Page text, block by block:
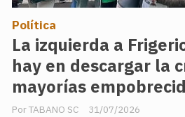
La izquierda a
hay en descargar la
mayorías
TABANO SC
Política
31/07/2026